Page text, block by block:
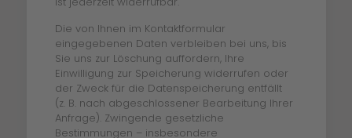
Die von Ihnen im Kontaktformular
eingegebenen Daten verbleiben bei uns, bis
Sie uns zur Löschung auffordern, Ihre
Einwilligung zur Speicherung widerrufen oder
der Zweck für die Datenspeicherung entfällt
(z. B. nach abgeschlossener Bearbeitung Ihrer
Anfrage). Zwingende gesetzliche
Bestimmungen – insbesondere